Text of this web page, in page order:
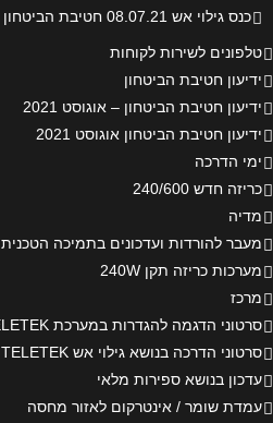
כנס גילוי אש 08.07.21 חטיבת הביטחון
טלפונים לשירות לקוחות
ידיעון חטיבת הביטחון
ידיעון חטיבת הביטחון – אוגוסט 2021
ידיעון חטיבת הביטחון אוגוסט 2021
ימי הדרכה
כריזה חדש 240/600
מדיה
מעבר להורדות ועדכונים בתמיכה הטכנית
מערכות כריזה תקן 240W
מרכז
סרטוני הדגמה להגדרות במערכת TELETEK / הורדות WHITE PEPER
סרטוני הדרכה בנושא גילוי אש TELETEK
עדכון בנושא ספירות מלאי
עמדת שומר / אינטרקום לאזור מחסה